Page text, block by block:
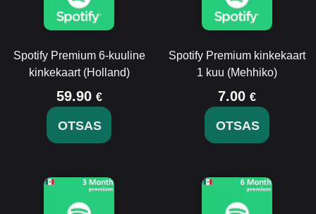
Spotify Premium 6-kuuline
kinkekaart (Holland)
59.90 €
OTSAS
Spotify Premium kinkekaart
1 kuu (Mehhiko)
7.00 €
OTSAS